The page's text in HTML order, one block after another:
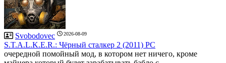
Svobodovec 2026-08-09
S.T.A.L.K.E.R.: Чёрный сталкер 2 (2011) PC
очередной помойный мод, в котором нет ничего, кроме